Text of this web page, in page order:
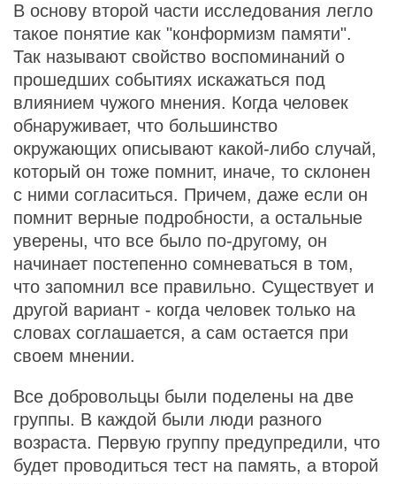
В основу второй части исследования легло
такое понятие как "конформизм памяти".
Так называют свойство воспоминаний о
прошедших событиях искажаться под
влиянием чужого мнения. Когда человек
обнаруживает, что большинство
окружающих описывают какой-либо случай,
который он тоже помнит, иначе, то склонен
с ними согласиться. Причем, даже если он
помнит верные подробности, а остальные
уверены, что все было по-другому, он
начинает постепенно сомневаться в том,
что запомнил все правильно. Существует и
другой вариант - когда человек только на
словах соглашается, а сам остается при
своем мнении.
Все добровольцы были поделены на две
группы. В каждой были люди разного
возраста. Первую группу предупредили, что
будет проводиться тест на память, а второй